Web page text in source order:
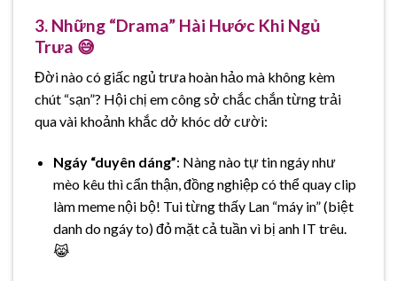
3. Những “Drama” Hài Hước Khi Ngủ
Trưa 😅
Đời nào có giấc ngủ trưa hoàn hảo mà không kèm
chút “sạn”? Hội chị em công sở chắc chắn từng trải
qua vài khoảnh khắc dở khóc dở cười:
Ngáy “duyên dáng”: Nàng nào tự tin ngáy như
mèo kêu thì cẩn thận, đồng nghiệp có thể quay clip
làm meme nội bộ! Tui từng thấy Lan “máy in” (biệt
danh do ngáy to) đỏ mặt cả tuần vì bị anh IT trêu.
😹